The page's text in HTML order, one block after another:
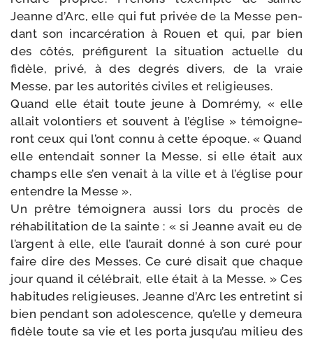
Jeanne d’Arc, elle qui fut pri­vée de la Messe pen­
dant son incar­cé­ra­tion à Rouen et qui, par bien
des côtés, pré­fi­gurent la situa­tion actuelle du
fidèle, pri­vé, à des degrés divers, de la vraie
Messe, par les auto­ri­tés civiles et reli­gieuses.
Quand elle était toute jeune à Domrémy, « elle
allait volon­tiers et sou­vent à l’é­glise » témoi­gne­
ront ceux qui l’ont connu à cette époque. « Quand
elle enten­dait son­ner la Messe, si elle était aux
champs elle s’en venait à la ville et à l’é­glise pour
entendre la Messe ».
Un prêtre témoi­gne­ra aus­si lors du pro­cès de
réha­bi­li­ta­tion de la sainte : « si Jeanne avait eu de
l’argent à elle, elle l’au­rait don­né à son curé pour
faire dire des Messes. Ce curé disait que chaque
jour quand il célé­brait, elle était à la Messe. » Ces
habi­tudes reli­gieuses, Jeanne d’Arc les entre­tint si
bien pen­dant son ado­les­cence, qu’elle y demeu­ra
fidèle toute sa vie et les por­ta jus­qu’au milieu des